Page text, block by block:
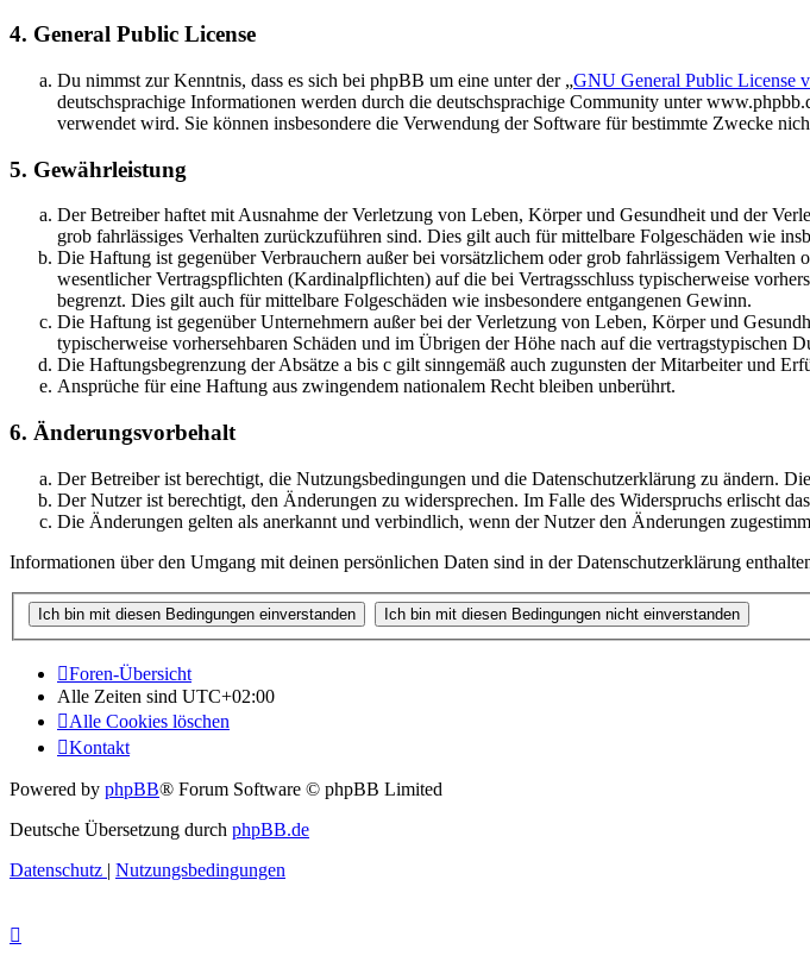
4. General Public License
Du nimmst zur Kenntnis, dass es sich bei phpBB um eine unter der „GNU General Public License
deutschsprachige Informationen werden durch die deutschsprachige Community unter
verwendet wird. Sie können insbesondere die Verwendung der Software für bestimmte Zwecke
5. Gewährleistung
Der Betreiber haftet mit Ausnahme der Verletzung von Leben, Körper und Gesundheit und der
grob fahrlässiges Verhalten zurückzuführen sind. Dies gilt auch für mittelbare Folgeschäden wie
Die Haftung ist gegenüber Verbrauchern außer bei vorsätzlichem oder grob fahrlässigem
wesentlicher Vertragspflichten (Kardinalpflichten) auf die bei Vertragsschluss typischerweise
begrenzt. Dies gilt auch für mittelbare Folgeschäden wie insbesondere entgangenen Gewinn.
Die Haftung ist gegenüber Unternehmern außer bei der Verletzung von Leben, Körper und
typischerweise vorhersehbaren Schäden und im Übrigen der Höhe nach auf die vertragstypischen
Die Haftungsbegrenzung der Absätze a bis c gilt sinngemäß auch zugunsten der Mitarbeiter und
Ansprüche für eine Haftung aus zwingendem nationalem Recht bleiben unberührt.
6. Änderungsvorbehalt
Der Betreiber ist berechtigt, die Nutzungsbedingungen und die Datenschutzerklärung zu ändern.
Der Nutzer ist berechtigt, den Änderungen zu widersprechen. Im Falle des Widerspruchs erlischt
Die Änderungen gelten als anerkannt und verbindlich, wenn der Nutzer den Änderungen
Informationen über den Umgang mit deinen persönlichen Daten sind in der Datenschutzerklärung
Foren-Übersicht
Alle Zeiten sind UTC+02:00
Alle Cookies löschen
Kontakt
Powered by phpBB® Forum Software © phpBB Limited
Deutsche Übersetzung durch phpBB.de
Datenschutz | Nutzungsbedingungen